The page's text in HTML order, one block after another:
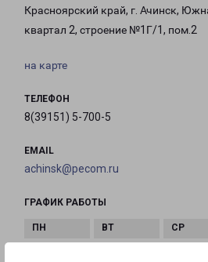
Красноярский край, г. Ачинск,
квартал 2, строение №1Г/1, пом.2
на карте
ТЕЛЕФОН
8(39151) 5-700-5
EMAIL
achinsk@pecom.ru
ГРАФИК РАБОТЫ